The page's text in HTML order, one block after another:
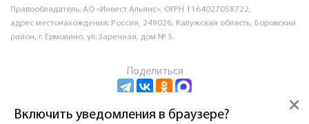
Правообладатель: АО «Инвест Альянс», ОГРН 1164027058722,
адрес местонахождения: Россия, 249026, Калужская область, Боровский
район, г. Ермолино, ул. Заречная, дом № 5.
Поделиться
×
Включить уведомления в браузере?